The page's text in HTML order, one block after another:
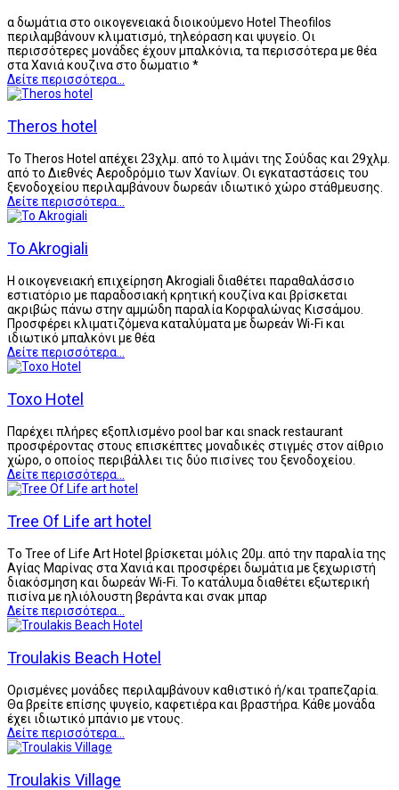
α δωμάτια στο οικογενειακά διοικούμενο Hotel Theofilos
περιλαμβάνουν κλιματισμό, τηλεόραση και ψυγείο. Οι
περισσότερες μονάδες έχουν μπαλκόνια, τα περισσότερα με θέα
στα Χανιά κουζινα στο δωματιο *
Δείτε περισσότερα...
Theros hotel
Το Theros Hotel απέχει 23χλμ. από το λιμάνι της Σούδας και 29χλμ.
από το Διεθνές Αεροδρόμιο των Χανίων. Οι εγκαταστάσεις του
ξενοδοχείου περιλαμβάνουν δωρεάν ιδιωτικό χώρο στάθμευσης.
Δείτε περισσότερα...
To Akrogiali
Η οικογενειακή επιχείρηση Akrogiali διαθέτει παραθαλάσσιο
εστιατόριο με παραδοσιακή κρητική κουζίνα και βρίσκεται
ακριβώς πάνω στην αμμώδη παραλία Κορφαλώνας Κισσάμου.
Προσφέρει κλιματιζόμενα καταλύματα με δωρεάν Wi-Fi και
ιδιωτικό μπαλκόνι με θέα
Δείτε περισσότερα...
Toxo Hotel
Παρέχει πλήρες εξοπλισμένο pool bar και snack restaurant
προσφέροντας στους επισκέπτες μοναδικές στιγμές στον αίθριο
χώρο, ο οποίος περιβάλλει τις δύο πισίνες του ξενοδοχείου.
Δείτε περισσότερα...
Tree Of Life art hotel
Tο Tree of Life Art Hotel βρίσκεται μόλις 20μ. από την παραλία της
Αγίας Μαρίνας στα Χανιά και προσφέρει δωμάτια με ξεχωριστή
διακόσμηση και δωρεάν Wi-Fi. Το κατάλυμα διαθέτει εξωτερική
πισίνα με ηλιόλουστη βεράντα και σνακ μπαρ
Δείτε περισσότερα...
Troulakis Beach Hotel
Ορισμένες μονάδες περιλαμβάνουν καθιστικό ή/και τραπεζαρία.
Θα βρείτε επίσης ψυγείο, καφετιέρα και βραστήρα. Κάθε μονάδα
έχει ιδιωτικό μπάνιο με ντους.
Δείτε περισσότερα...
Troulakis Village